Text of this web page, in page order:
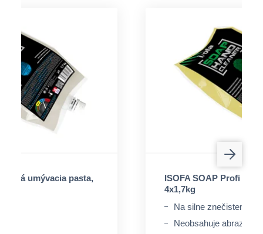
umývacia pasta,
ISOFA SOAP Profi
4x1,7kg
Na silne znečistené
Neobsahuje abrazíva